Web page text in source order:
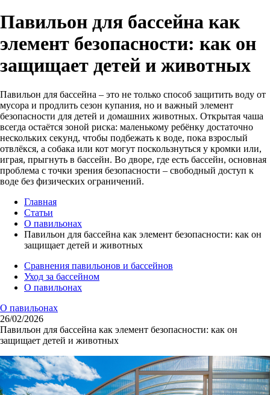
Павильон для бассейна как
элемент безопасности: как он
защищает детей и животных
Павильон для бассейна – это не только способ защитить воду от
мусора и продлить сезон купания, но и важный элемент
безопасности для детей и домашних животных. Открытая чаша
всегда остаётся зоной риска: маленькому ребёнку достаточно
нескольких секунд, чтобы подбежать к воде, пока взрослый
отвлёкся, а собака или кот могут поскользнуться у кромки или,
играя, прыгнуть в бассейн. Во дворе, где есть бассейн, основная
проблема с точки зрения безопасности – свободный доступ к
воде без физических ограничений.
Главная
Статьи
О павильонах
Павильон для бассейна как элемент безопасности: как он
защищает детей и животных
Сравнения павильонов и бассейнов
Уход за бассейном
О павильонах
О павильонах
26/02/2026
Павильон для бассейна как элемент безопасности: как он
защищает детей и животных